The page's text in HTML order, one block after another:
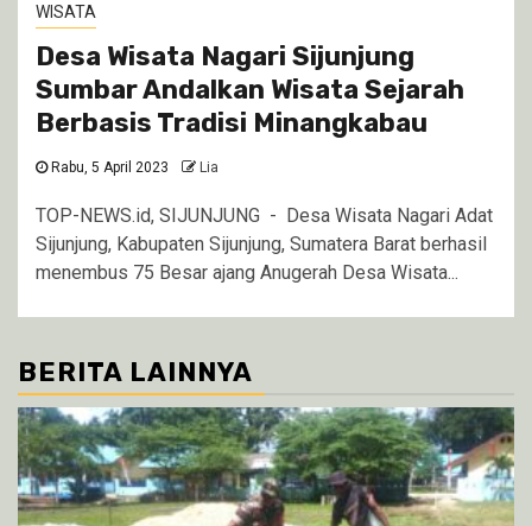
WISATA
Desa Wisata Nagari Sijunjung
Sumbar Andalkan Wisata Sejarah
Berbasis Tradisi Minangkabau
Rabu, 5 April 2023 Lia
TOP-NEWS.id, SIJUNJUNG - Desa Wisata Nagari Adat
Sijunjung, Kabupaten Sijunjung, Sumatera Barat berhasil
menembus 75 Besar ajang Anugerah Desa Wisata...
BERITA LAINNYA